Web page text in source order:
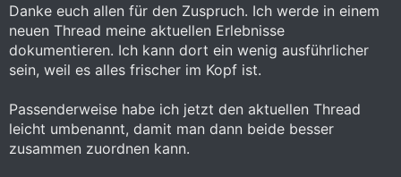
Danke euch allen für den Zuspruch. Ich werde in einem
neuen Thread meine aktuellen Erlebnisse
dokumentieren. Ich kann dort ein wenig ausführlicher
sein, weil es alles frischer im Kopf ist.
Passenderweise habe ich jetzt den aktuellen Thread
leicht umbenannt, damit man dann beide besser
zusammen zuordnen kann.